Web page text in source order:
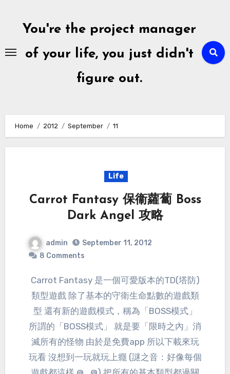
contentYou're the project manager
of your life, you just didn't
figure out.
Home 2012 September 11
Life
Carrot Fantasy 保衞蘿蔔 Boss
Dark Angel 攻略
admin
September 11, 2012
8 Comments
Carrot Fantasy 是一個可愛版本的TD(塔防)
類型遊戲 除了基本的守衛生命點數的遊戲類
型 還有新的遊戲模式，稱為「BOSS模式」
所謂的「BOSS模式」 就是要「限時之內」消
滅所有的怪物 由於是免費app 所以下載來玩
玩看 沒想到一玩就玩上癮 (謎之音：好像每個